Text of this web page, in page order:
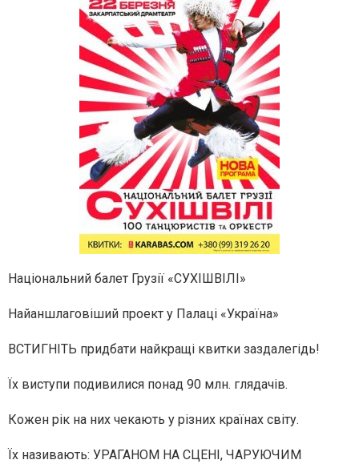
Національний балет Грузії «СУХІШВІЛІ»
Найаншлаговіший проект у Палаці «Україна»
ВСТИГНІТЬ придбати найкращі квитки заздалегідь!
Їх виступи подивилися понад 90 млн. глядачів.
Кожен рік на них чекають у різних країнах світу.
Їх називають: УРАГАНОМ НА СЦЕНІ, ЧАРУЮЧИМ